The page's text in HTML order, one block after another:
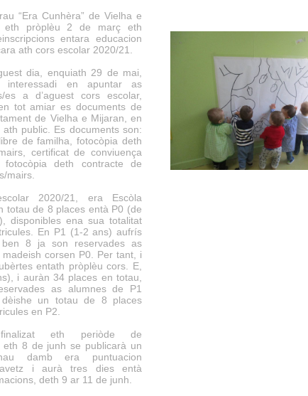
“Era Cunhèra” de Vielha e
eth pròplèu 2 de març eth
entara educacion
ath cors escolar 2020/21.
dia, enquiath 29 de mai,
interessadi en apuntar as
es a d’aguest cors escolar,
tot amiar es documents de
de Vielha e Mijaran, en
ath public. Es documents son:
de familha, fotocòpia deth
certificat de conviuença
deth contracte de
mairs.
2020/21, era Escòla
totau de 8 places entà P0 (de
disponibles ena sua totalitat
En P1 (1-2 ans) aufrís
8 ja son reservades as
madeish corsen P0. Per tant, i
entath pròplèu cors. E,
i auràn 34 places en totau,
as alumnes de P1
dèishe un totau de 8 places
en P2.
eth periòde de
eth 8 de junh se publicarà un
damb era puntuacion
i aurà tres dies entà
deth 9 ar 11 de junh.